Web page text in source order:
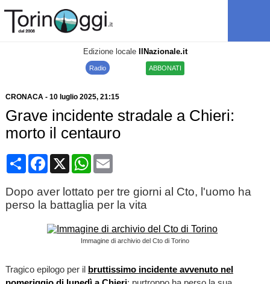
Edizione locale IlNazionale.it
Radio ABBONATI
CRONACA- 10 luglio 2025, 21:15
Grave incidente stradale a Chieri:
morto il centauro
CondividiFacebook
X WhatsApp
Email
Dopo aver lottato per tre giorni al Cto, l'uomo ha
perso la battaglia per la vita
Immagine di archivio del Cto di Torino
Tragico epilogo per il bruttissimo incidente avvenuto nel